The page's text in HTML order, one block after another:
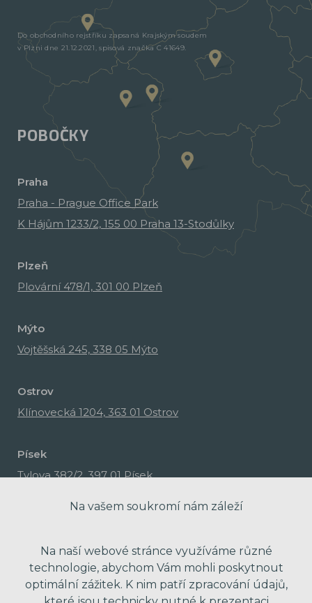
Do obchodního rejstříku zapsaná Krajským soudem
v Plzni dne 21.12.2021, spisová značka C 41649.
POBOČKY
Praha
Praha - Prague Office Park
K Hájům 1233/2, 155 00 Praha 13-Stodůlky
Plzeň
Plovární 478/1, 301 00 Plzeň
Mýto
Vojtěšská 245, 338 05 Mýto
Ostrov
Klínovecká 1204, 363 01 Ostrov
Písek
Tylova 382/2, 397 01 Písek
Na vašem soukromí nám záleží
Na naší webové stránce využíváme různé
technologie, abychom Vám mohli poskytnout
optimální zážitek. K nim patří zpracování údajů,